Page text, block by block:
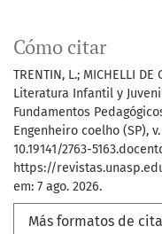
Cómo citar
TRENTIN, L.; MICHELLI
Literatura Infantil y
Fundamentos
Engenheiro coelho (SP),
10.19141/2763-
https://
em: 7 ago. 2026.
Más formatos de cita